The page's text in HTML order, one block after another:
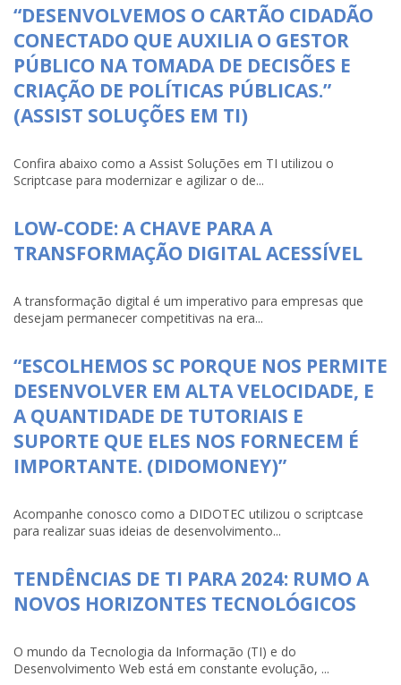
“DESENVOLVEMOS O CARTÃO CIDADÃO
CONECTADO QUE AUXILIA O GESTOR
PÚBLICO NA TOMADA DE DECISÕES E
CRIAÇÃO DE POLÍTICAS PÚBLICAS.”
(ASSIST SOLUÇÕES EM TI)
Confira abaixo como a Assist Soluções em TI utilizou o
Scriptcase para modernizar e agilizar o de...
LOW-CODE: A CHAVE PARA A
TRANSFORMAÇÃO DIGITAL ACESSÍVEL
A transformação digital é um imperativo para empresas que
desejam permanecer competitivas na era...
“ESCOLHEMOS SC PORQUE NOS PERMITE
DESENVOLVER EM ALTA VELOCIDADE, E
A QUANTIDADE DE TUTORIAIS E
SUPORTE QUE ELES NOS FORNECEM É
IMPORTANTE. (DIDOMONEY)”
Acompanhe conosco como a DIDOTEC utilizou o scriptcase
para realizar suas ideias de desenvolvimento...
TENDÊNCIAS DE TI PARA 2024: RUMO A
NOVOS HORIZONTES TECNOLÓGICOS
O mundo da Tecnologia da Informação (TI) e do
Desenvolvimento Web está em constante evolução, ...